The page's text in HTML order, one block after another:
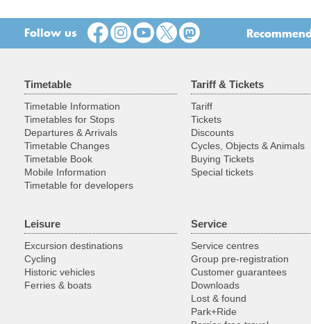
Follow us
Timetable
Timetable Information
Timetables for Stops
Departures & Arrivals
Timetable Changes
Timetable Book
Mobile Information
Timetable for developers
Tariff & Tickets
Tariff
Tickets
Discounts
Cycles, Objects & Animals
Buying Tickets
Special tickets
Leisure
Excursion destinations
Cycling
Historic vehicles
Ferries & boats
Service
Service centres
Group pre-registration
Customer guarantees
Downloads
Lost & found
Park+Ride